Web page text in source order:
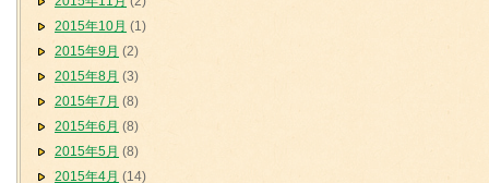
2015年10月 (1)
2015年9月 (2)
2015年8月 (3)
2015年7月 (8)
2015年6月 (8)
2015年5月 (8)
2015年4月 (14)